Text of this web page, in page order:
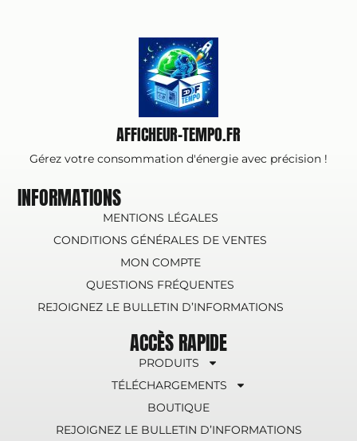
AFFICHEUR-TEMPO.FR
Gérez votre consommation d'énergie avec précision !
INFORMATIONS
MENTIONS LÉGALES
CONDITIONS GÉNÉRALES DE VENTES
MON COMPTE
QUESTIONS FRÉQUENTES
REJOIGNEZ LE BULLETIN D’INFORMATIONS
ACCÈS RAPIDE
PRODUITS
TÉLÉCHARGEMENTS
BOUTIQUE
REJOIGNEZ LE BULLETIN D’INFORMATIONS